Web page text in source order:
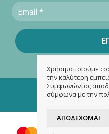
Copyright 2026
Designed &
Χρησιμοποιούμε
την καλύτερη
Συμφωνώντας
σύμφωνα με την
ΑΠΟΔΈΧΟΜΑΙ